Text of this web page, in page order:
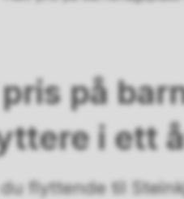
på
i ett
flyttende til